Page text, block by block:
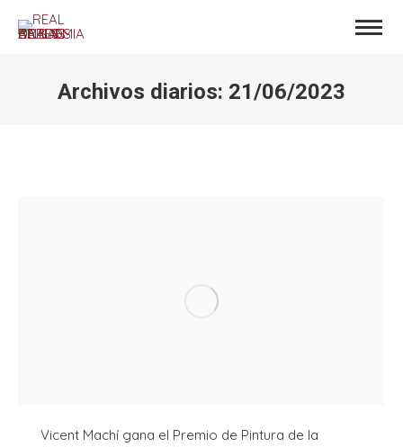
Archivos diarios: 21/06/2023
Vicent Machí gana el Premio de Pintura de la